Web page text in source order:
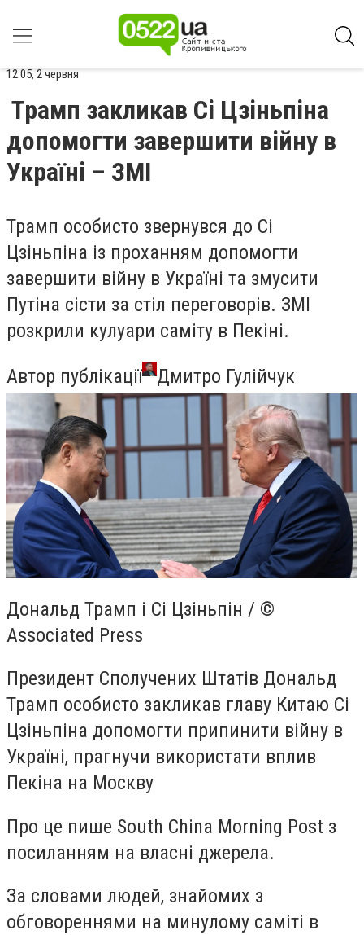
12:05, 2 червня
Трамп закликав Сі Цзіньпіна
допомогти завершити війну в
Україні – ЗМІ
Трамп особисто звернувся до Сі
Цзіньпіна із проханням допомогти
завершити війну в Україні та змусити
Путіна сісти за стіл переговорів. ЗМІ
розкрили кулуари саміту в Пекіні.
Автор публікації
Дмитро Гулійчук
Дональд Трамп і Сі Цзіньпін / ©
Associated Press
Президент Сполучених Штатів Дональд
Трамп особисто закликав главу Китаю Сі
Цзіньпіна допомогти припинити війну в
Україні, прагнучи використати вплив
Пекіна на Москву
Про це пише South China Morning Post з
посиланням на власні джерела.
За словами людей, знайомих з
обговореннями на минулому саміті в